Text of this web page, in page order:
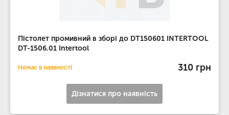
Пістолет промивний в зборі до DT150601 INTERTOOL
DT-1506.01 Intertool
Немає в наявності 310 грн
Дізнатися про наявність